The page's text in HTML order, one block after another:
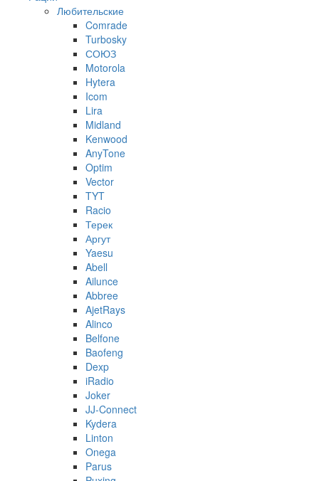
Любительские
Comrade
Turbosky
СОЮЗ
Motorola
Hytera
Icom
Lira
Midland
Kenwood
AnyTone
Optim
Vector
TYT
Racio
Терек
Аргут
Yaesu
Abell
Ailunce
Abbree
AjetRays
Alinco
Belfone
Baofeng
Dexp
iRadio
Joker
JJ-Connect
Kydera
Linton
Onega
Parus